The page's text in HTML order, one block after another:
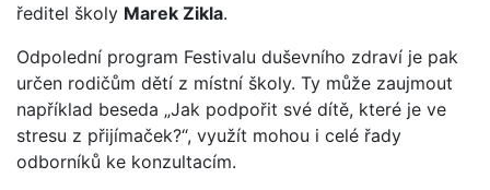
ředitel školy Marek Zikla.
Odpolední program Festivalu duševního zdraví je pak
určen rodičům dětí z místní školy. Ty může zaujmout
například beseda „Jak podpořit své dítě, které je ve
stresu z přijímaček?“, využít mohou i celé řady
odborníků ke konzultacím.